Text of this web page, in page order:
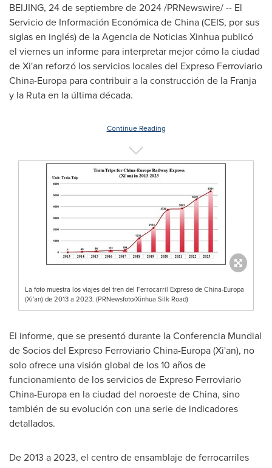
BEIJING, 24 de septiembre de 2024/PRNewswire/ -- El
Servicio de Información Económica deChina(CEIS, por sus
siglas en inglés) de la Agencia de Noticias Xinhua publicó
el viernes un informe para interpretar mejor cómo la ciudad
deXi'an reforzó los servicios locales del Expreso Ferroviario
China-Europa para contribuir a la construcción de la Franja
y la Ruta en la última década.
Continue Reading
La foto muestra los viajes del tren del Ferrocarril Expreso de China-Europa
(Xi'an) de 2013 a 2023. (PRNewsfoto/Xinhua Silk Road)
El informe, que se presentó durante la Conferencia Mundial
de Socios del Expreso Ferroviario China-Europa (Xi'an), no
solo ofrece una visión global de los 10 años de
funcionamiento de los servicios de Expreso Ferroviario
China-Europa en la ciudad del noroeste deChina, sino
también de su evolución con una serie de indicadores
detallados.
De 2013 a 2023, el centro de ensamblaje de ferrocarriles